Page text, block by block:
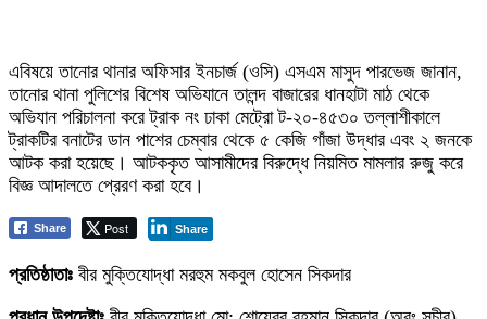
এবিষয়ে তানোর থানার অফিসার ইনচার্জ (ওসি) এসএম মাসুদ পারভেজ জানান,
তানোর থানা পুলিশের বিশেষ অভিযানে তালন্দ বাজারের ধানহাটা মাঠ থেকে
অভিযান পরিচালনা করে ট্রাক নং ঢাকা মেট্রো ট-২০-৪৫৩০ তল্লাশীকালে
ট্রাকটির বনাটের ডান পাশের চেম্বার থেকে ৫ কেজি গাঁজা উদ্ধার এবং ২ জনকে
আটক করা হয়েছে। আটককৃত আসামীদের বিরুদ্ধে নিয়মিত মামলার রুজু করে
বিজ্ঞ আদালতে প্রেরণ করা হবে।
Share Post Share
প্রতিষ্ঠাতাঃ বীর মুক্তিযোদ্ধা মরহুম মকবুল হোসেন সিকদার